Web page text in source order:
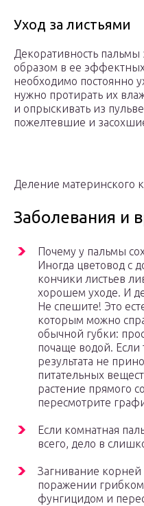
Уход за листьями
Декоративность пальмы
образом в ее
необходимо постоянно
нужно протирать их
и опрыскивать из
пожелтевшие и
Деление материнского
Заболевания и
Почему у пальмы
Иногда цветовод с
кончики листьев
хорошем уходе. И
Не спешите! Это
которым можно
обычной губки:
почаще водой.
результата не
питательных
растение прямого
пересмотрите
Если комнатная
всего, дело в
Загнивание корней
поражении
фунгицидом и